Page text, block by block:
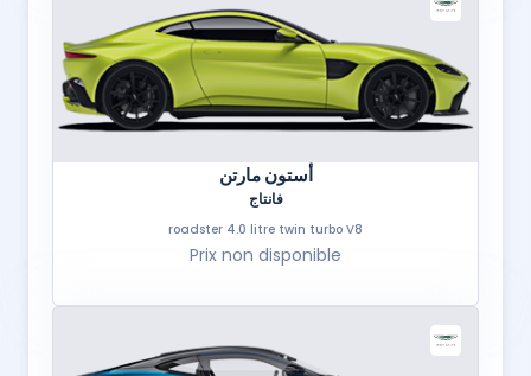
أستون مارتن
فانتاج
roadster 4.0 litre twin turbo V8
Prix non disponible